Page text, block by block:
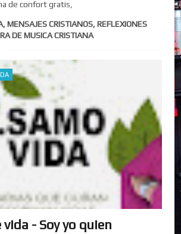
de confort gratis,
MENSAJES CRISTIANOS, REFLEXIONES
DE MUSICA CRISTIANA
vida - Soy yo quien